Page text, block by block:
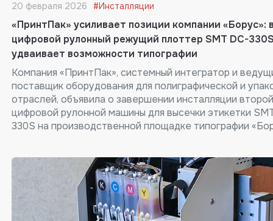
20 февраля 2026 #Инсталляции
«ПринтПак» усиливает позиции компании «Борус»:
цифровой рулонный режущий плоттер SMT DC-
удваивает возможности типографии
Компания «ПринтПак», системный интегратор и
поставщик оборудования для полиграфической и
отраслей, объявила о завершении инсталляции второй
цифровой рулонной машины для высечки этикетки
330S на производственной площадке типографии